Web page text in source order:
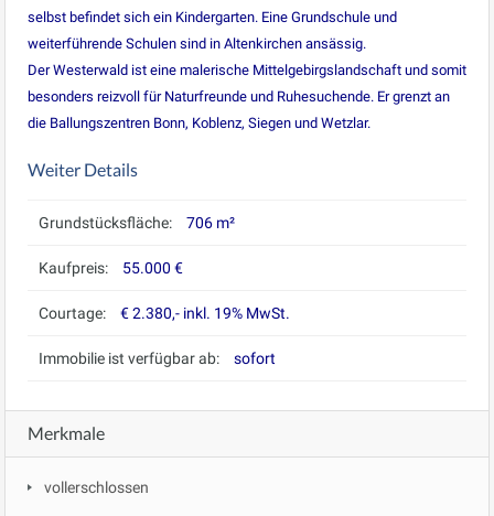
selbst befindet sich ein Kindergarten. Eine Grundschule und
weiterführende Schulen sind in Altenkirchen ansässig.
Der Westerwald ist eine malerische Mittelgebirgslandschaft und somit
besonders reizvoll für Naturfreunde und Ruhesuchende. Er grenzt an
die Ballungszentren Bonn, Koblenz, Siegen und Wetzlar.
Weiter Details
Grundstücksfläche: 706 m²
Kaufpreis: 55.000 €
Courtage: € 2.380,- inkl. 19% MwSt.
Immobilie ist verfügbar ab: sofort
Merkmale
vollerschlossen